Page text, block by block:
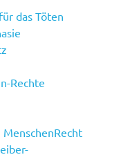
das Töten
Rechte